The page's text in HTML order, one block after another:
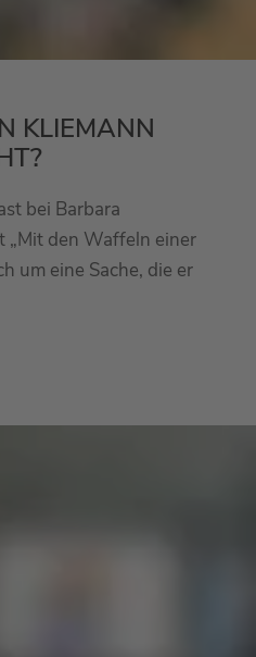
KLIEMANN
bei Barbara
„Mit den Waffeln einer
um eine Sache, die er